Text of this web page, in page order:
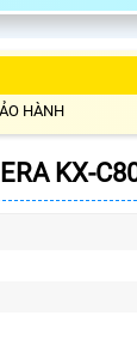
HÀNH
KX-